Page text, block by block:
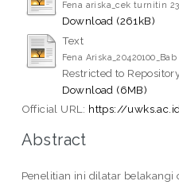
Fena ariska_cek turnitin
Download (261kB)
Text
Fena
Restricted to
Download (6MB)
Official URL: https://uwks.ac.id
Abstract
Penelitian ini dilatar belakangi